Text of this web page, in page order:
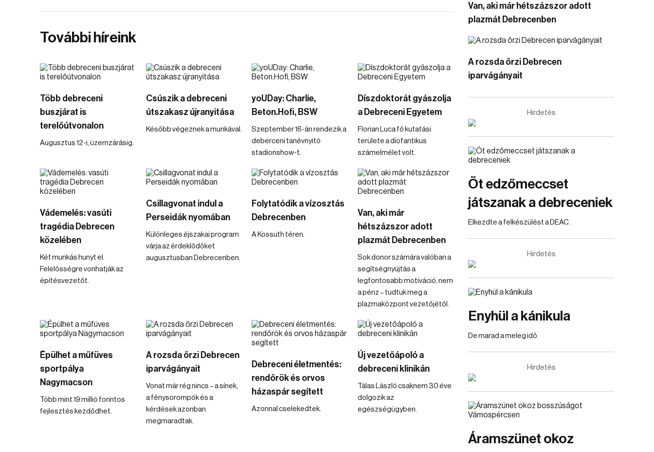
További híreink
Több debreceni
buszjárat is
terelőútvonalon
Augusztus 12-i, üzemzárásig.
Csúszik a debreceni
útszakasz újranyitása
Később végeznek a munkával.
yoUDay: Charlie,
Beton.Hofi, BSW
Szeptember 16-án rendezik a
deberceni tanévnyitó
stadionshow-t.
Díszdoktorát gyászolja
a Debreceni Egyetem
Florian Luca fő kutatási
területe a diofantikus
számelmélet volt.
Vádemelés: vasúti
tragédia Debrecen
közelében
Két munkás hunyt el.
Felelősségre vonhatják az
építésvezetőt.
Csillagvonat indul a
Perseidák nyomában
Különleges éjszakai program
várja az érdeklődőket
augusztusban Debrecenben.
Folytatódik a vízosztás
Debrecenben
A Kossuth téren.
Van, aki már
hétszázszor adott
plazmát Debrecenben
Sok donor számára valóban a
segítségnyújtás a
legfontosabb motiváció, nem
a pénz – tudtuk meg a
plazmaközpont vezetőjétől.
Épülhet a műfüves
sportpálya
Nagymacson
Több mint 19 millió forintos
fejlesztés kezdődhet.
A rozsda őrzi Debrecen
iparvágányait
Vonat már rég nincs – a sínek,
a fénysorompók és a
kérdések azonban
megmaradtak.
Debreceni életmentés:
rendőrök és orvos
házaspár segített
Azonnal cselekedtek.
Új vezetőápoló a
debreceni klinikán
Tálas László csaknem 30 éve
dolgozik az
egészségügyben.
Van, aki már hétszázszor adott
plazmát Debrecenben
A rozsda őrzi Debrecen
iparvágányait
Hirdetés
Öt edzőmeccset
játszanak a debreceniek
Elkezdte a felkészülést a DEAC.
Hirdetés
Enyhül a kánikula
De marad a meleg idő.
Hirdetés
Áramszünet okoz